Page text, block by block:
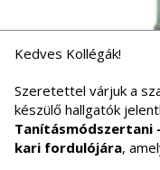
Kedves Kollégák!
Szeretettel várjuk a
készülő hallgatók
Tanításmódszertani
kari fordulójára,